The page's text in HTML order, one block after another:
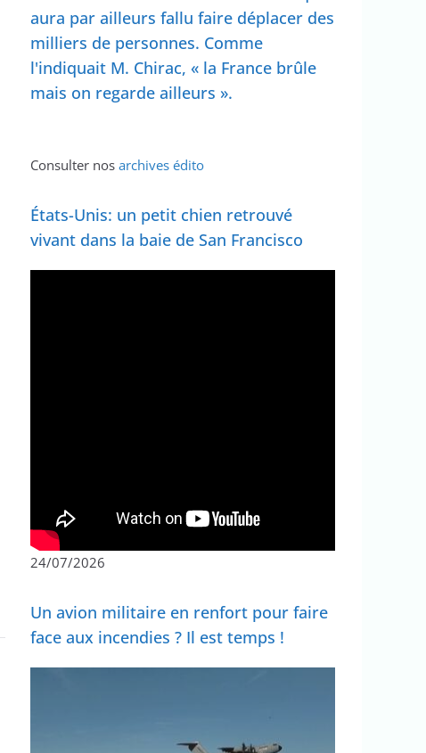
aura par ailleurs fallu faire déplacer des
milliers de personnes. Comme
l'indiquait M. Chirac, « la France brûle
mais on regarde ailleurs ».
Consulter nos archives édito
États-Unis: un petit chien retrouvé
vivant dans la baie de San Francisco
24/07/2026
Un avion militaire en renfort pour faire
face aux incendies ? Il est temps !